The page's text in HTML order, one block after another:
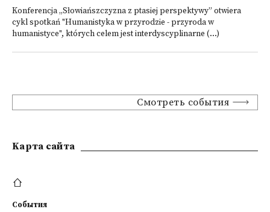
Konferencja „Słowiańszczyzna z ptasiej perspektywy” otwiera
cykl spotkań "Humanistyka w przyrodzie - przyroda w
humanistyce", których celem jest interdyscyplinarne (...)
Смотреть события
Kарта сайта
События